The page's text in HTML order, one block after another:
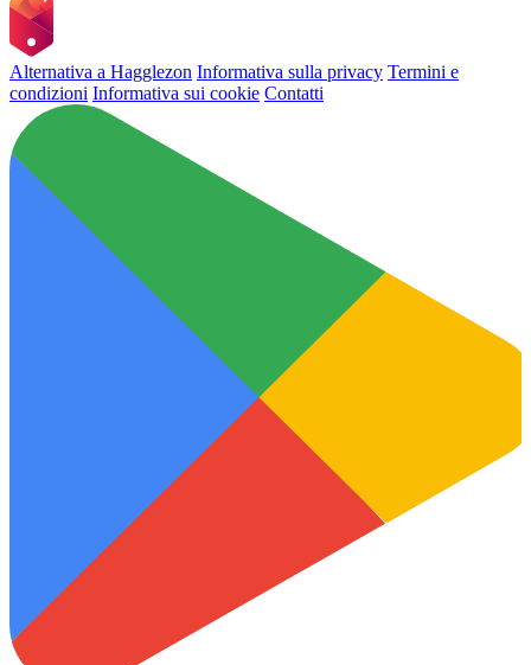
Alternativa a Hagglezon Informativa sulla privacy Termini e
condizioni Informativa sui cookie Contatti